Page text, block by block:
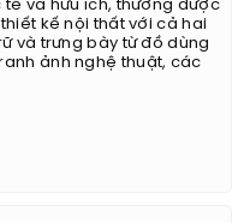
tế và hữu ích, thường được
kế nội thất với cả hai
và trưng bày từ đồ dùng
ảnh nghệ thuật, các